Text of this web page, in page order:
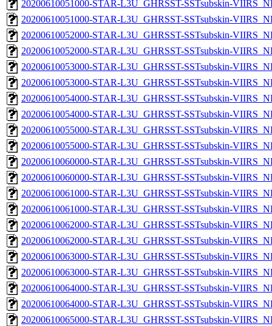
20200610051000-STAR-L3U_GHRSST-SSTsubskin-
20200610051000-STAR-L3U_GHRSST-SSTsubskin-
20200610052000-STAR-L3U_GHRSST-SSTsubskin-
20200610052000-STAR-L3U_GHRSST-SSTsubskin-
20200610053000-STAR-L3U_GHRSST-SSTsubskin-
20200610053000-STAR-L3U_GHRSST-SSTsubskin-
20200610054000-STAR-L3U_GHRSST-SSTsubskin-
20200610054000-STAR-L3U_GHRSST-SSTsubskin-
20200610055000-STAR-L3U_GHRSST-SSTsubskin-
20200610055000-STAR-L3U_GHRSST-SSTsubskin-
20200610060000-STAR-L3U_GHRSST-SSTsubskin-
20200610060000-STAR-L3U_GHRSST-SSTsubskin-
20200610061000-STAR-L3U_GHRSST-SSTsubskin-
20200610061000-STAR-L3U_GHRSST-SSTsubskin-
20200610062000-STAR-L3U_GHRSST-SSTsubskin-
20200610062000-STAR-L3U_GHRSST-SSTsubskin-
20200610063000-STAR-L3U_GHRSST-SSTsubskin-
20200610063000-STAR-L3U_GHRSST-SSTsubskin-
20200610064000-STAR-L3U_GHRSST-SSTsubskin-
20200610064000-STAR-L3U_GHRSST-SSTsubskin-
20200610065000-STAR-L3U_GHRSST-SSTsubskin-